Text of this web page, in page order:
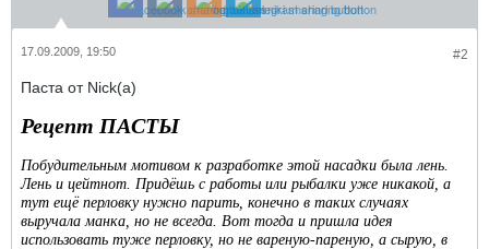
#2
17.09.2009, 19:50
Паста от Nick(a)
Рецепт ПАСТЫ
Побудительным мотивом к разработке этой насадки была лень.
Лень и цейтнот. Придёшь с работы или рыбалки уже никакой, а
тут ещё перловку нужно парить, конечно в таких случаях
выручала манка, но не всегда. Вот тогда и пришла идея
использовать туже перловку, но не вареную-пареную, а сырую, в